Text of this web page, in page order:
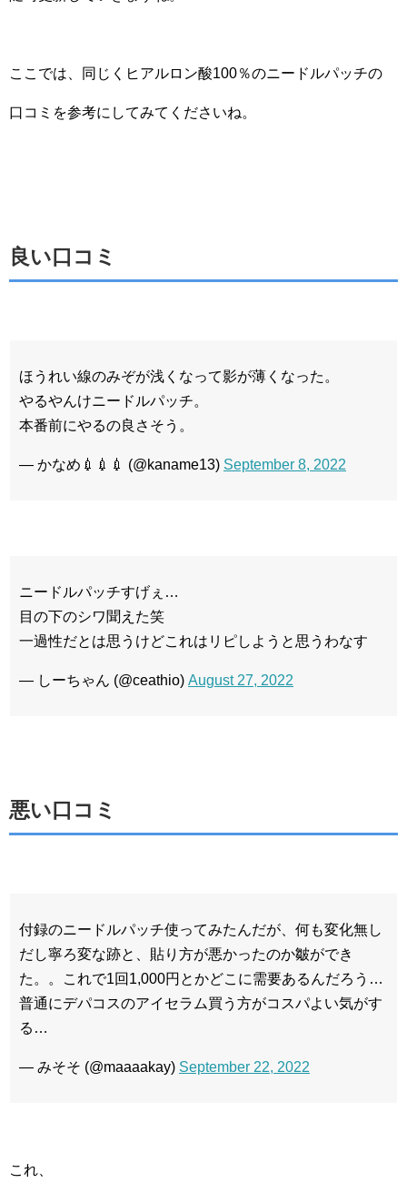
ここでは、同じくヒアルロン酸100％のニードルパッチの
口コミを参考にしてみてくださいね。
良い口コミ
ほうれい線のみぞが浅くなって影が薄くなった。
やるやんけニードルパッチ。
本番前にやるの良さそう。
— かなめ💉💉💉 (@kaname13) September 8, 2022
ニードルパッチすげぇ…
目の下のシワ聞えた笑
一過性だとは思うけどこれはリピしようと思うわなす
— しーちゃん (@ceathio) August 27, 2022
悪い口コミ
付録のニードルパッチ使ってみたんだが、何も変化無し
だし寧ろ変な跡と、貼り方が悪かったのか皺ができ
た。。これで1回1,000円とかどこに需要あるんだろう…
普通にデパコスのアイセラム買う方がコスパよい気がす
る…
— みそそ (@maaaakay) September 22, 2022
これ、